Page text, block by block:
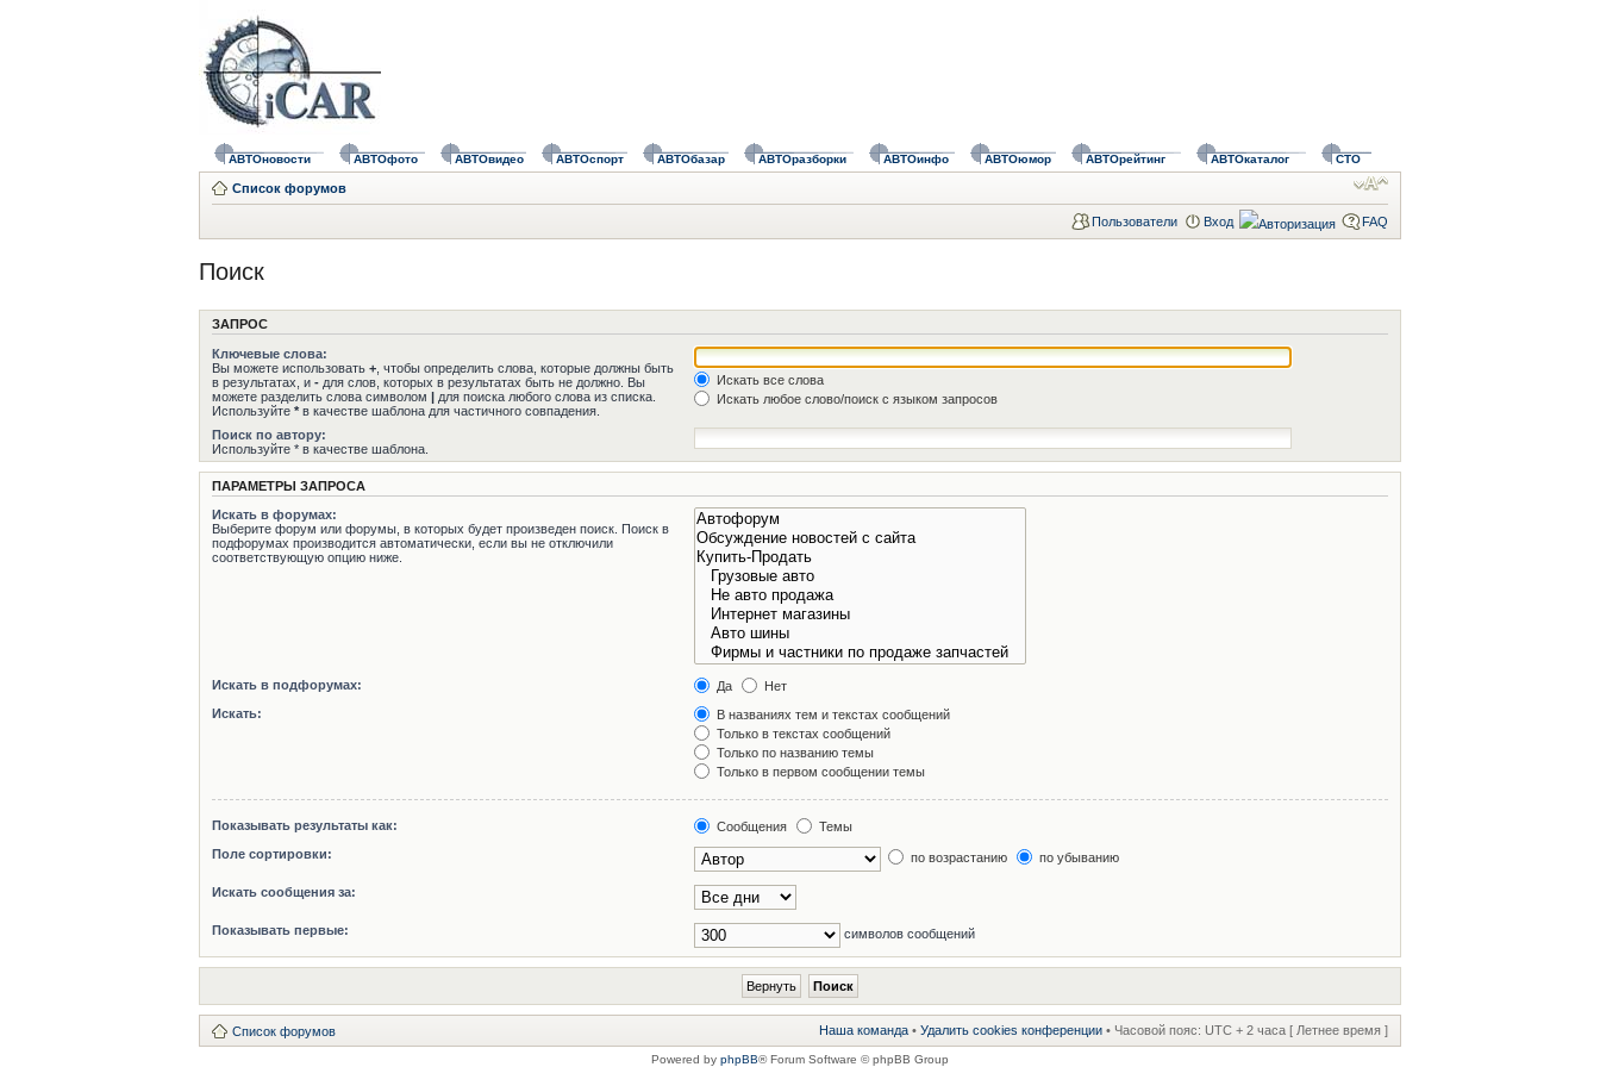
АВТОновости АВТОфото АВТОвидео АВТОспорт АВТОбазар АВТОразборки АВТОинфо АВТОюмор АВТОрейтинг АВТОкаталог СТО
Список форумов
Пользователи Вход FAQ
Поиск
ЗАПРОС
Ключевые слова:
Вы можете использовать + , чтобы определить слова, которые должны быть
в результатах, и - для слов, которых в результатах быть не должно. Вы
можете разделить слова символом | для поиска любого слова из списка.
Используйте * в качестве шаблона для частичного совпадения.
Искать все слова
Искать любое слово/поиск с языком запросов
Поиск по автору:
Используйте * в качестве шаблона.
ПАРАМЕТРЫ ЗАПРОСА
Искать в форумах:
Выберите форум или форумы, в которых будет произведен поиск. Поиск в
подфорумах производится автоматически, если вы не отключили
соответствующую опцию ниже.
Искать в подфорумах: Да
Нет
Искать:
В названиях тем и текстах сообщений
Только в текстах сообщений
Только по названию темы
Только в первом сообщении темы
Показывать результаты как: Сообщения
Темы
Поле сортировки:
по возрастанию по убыванию
Искать сообщения за:
Показывать первые: символов сообщений
Список форумов Наша команда • Удалить cookies конференции • Часовой пояс: UTC + 2 часа [ Летнее время ]
Powered by phpBB® Forum Software © phpBB Group